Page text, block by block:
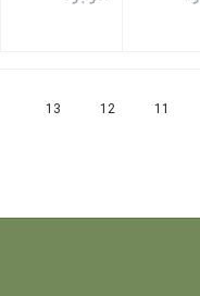
11
12
13